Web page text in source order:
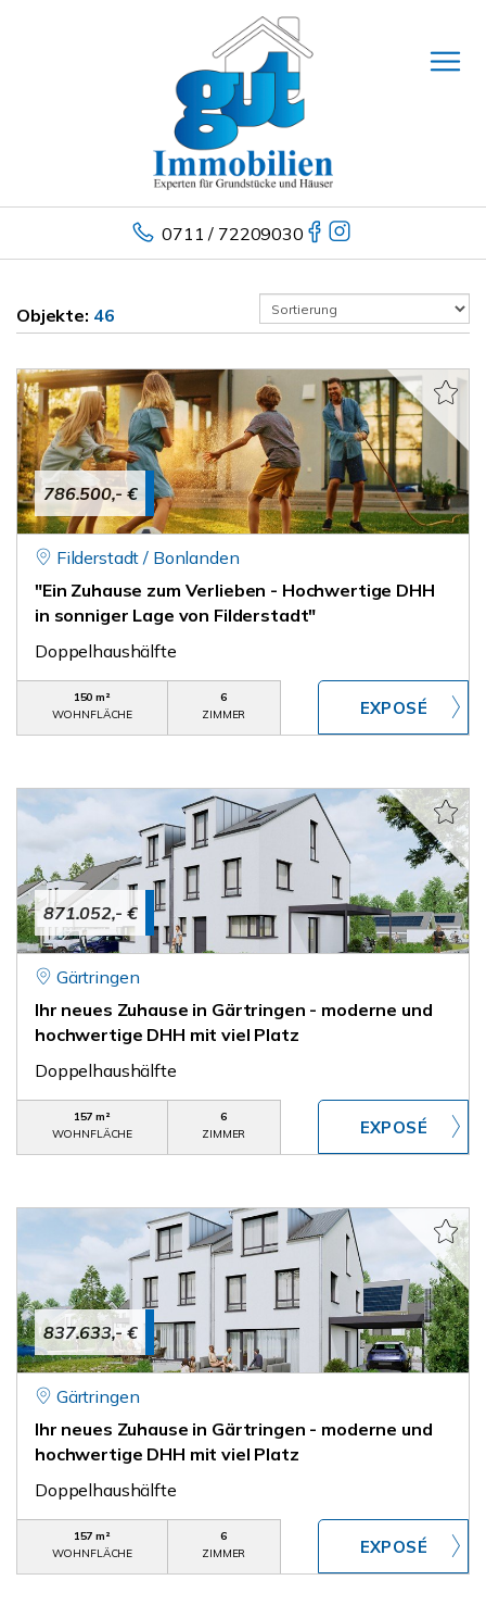
0711 / 72209030
Objekte: 46
786.500,- €
Filderstadt / Bonlanden
"Ein Zuhause zum Verlieben - Hochwertige DHH
in sonniger Lage von Filderstadt"
Doppelhaushälfte
150 m²
WOHNFLÄCHE
6
ZIMMER
871.052,- €
Gärtringen
Ihr neues Zuhause in Gärtringen - moderne und
hochwertige DHH mit viel Platz
Doppelhaushälfte
157 m²
WOHNFLÄCHE
6
ZIMMER
837.633,- €
Gärtringen
Ihr neues Zuhause in Gärtringen - moderne und
hochwertige DHH mit viel Platz
Doppelhaushälfte
157 m²
WOHNFLÄCHE
6
ZIMMER